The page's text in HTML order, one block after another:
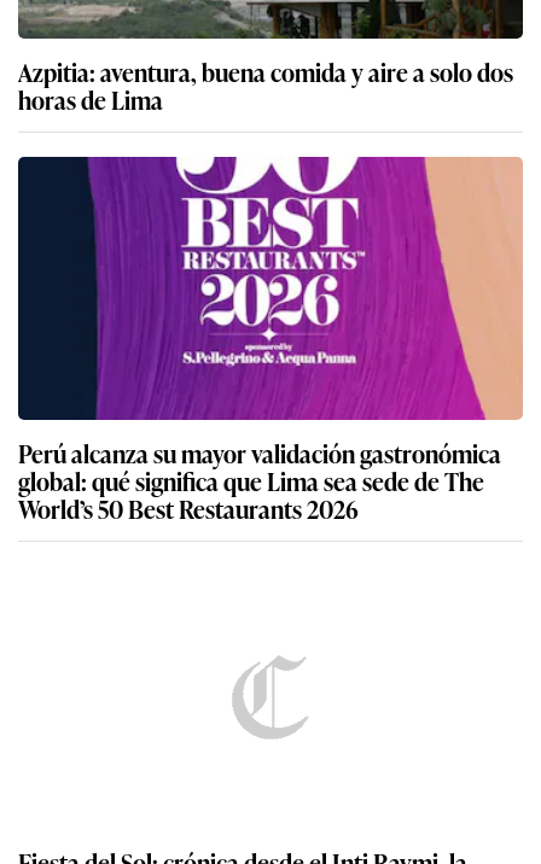
Azpitia: aventura, buena comida y aire a solo dos
horas de Lima
Perú alcanza su mayor validación gastronómica
global: qué significa que Lima sea sede de The
World’s 50 Best Restaurants 2026